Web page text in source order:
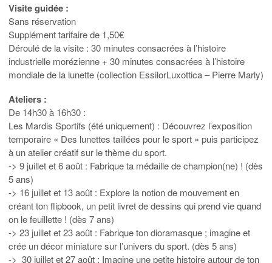
Visite guidée :
Sans réservation
Supplément tarifaire de 1,50€
Déroulé de la visite : 30 minutes consacrées à l’histoire
industrielle morézienne + 30 minutes consacrées à l’histoire
mondiale de la lunette (collection EssilorLuxottica – Pierre Marly)
Ateliers :
De 14h30 à 16h30 :
Les Mardis Sportifs (été uniquement) : Découvrez l’exposition
temporaire « Des lunettes taillées pour le sport » puis participez
à un atelier créatif sur le thème du sport.
-> 9 juillet et 6 août : Fabrique ta médaille de champion(ne) ! (dès
5 ans)
-> 16 juillet et 13 août : Explore la notion de mouvement en
créant ton flipbook, un petit livret de dessins qui prend vie quand
on le feuillette ! (dès 7 ans)
-> 23 juillet et 23 août : Fabrique ton dioramasque ; imagine et
crée un décor miniature sur l’univers du sport. (dès 5 ans)
-> 30 juillet et 27 août : Imagine une petite histoire autour de ton